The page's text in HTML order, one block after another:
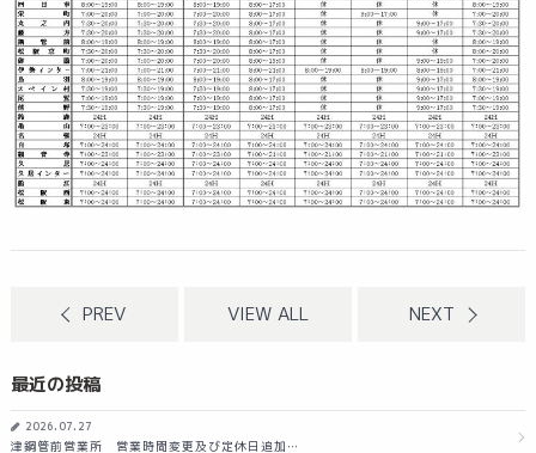
PREV VIEW ALL NEXT
最近の投稿
2026.07.27
津鋼管前営業所 営業時間変更及び定休日追加…